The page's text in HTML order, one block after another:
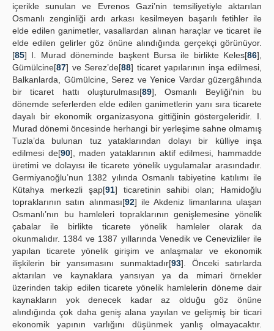
içerikle sunulan ve Evrenos Gazi’nin temsiliyetiyle aktarılan
Osmanlı zenginliği ardı arkası kesilmeyen başarılı fetihler ile
elde edilen ganimetler, vasallardan alınan haraçlar ve ticaret ile
elde edilen gelirler göz önüne alındığında gerçekçi görünüyor.
[85] I. Murad döneminde başkent Bursa ile birlikte Keles[86],
Gümülcine[87] ve Serez’de[88] ticaret yapılarının inşa edilmesi,
Balkanlarda, Gümülcine, Serez ve Yenice Vardar güzergâhında
bir ticaret hattı oluşturulması[89], Osmanlı Beyliği’nin bu
dönemde seferlerden elde edilen ganimetlerin yanı sıra ticarete
dayalı bir ekonomik organizasyona gittiğinin göstergeleridir. I.
Murad dönemi öncesinde herhangi bir yerleşime sahne olmamış
Tuzla’da bulunan tuz yataklarından dolayı bir külliye inşa
edilmesi de[90], maden yataklarının aktif edilmesi, hammadde
üretimi ve dolayısı ile ticarete yönelik uygulamalar arasındadır.
Germiyanoğlu’nun 1382 yılında Osmanlı tabiyetine katılımı ile
Kütahya merkezli şap[91] ticaretinin sahibi olan; Hamidoğlu
topraklarının satın alınması[92] ile Akdeniz limanlarına ulaşan
Osmanlı’nın bu hamleleri topraklarının genişlemesine yönelik
çabalar ile birlikte ticarete yönelik hamleler olarak da
okunmalıdır. 1384 ve 1387 yıllarında Venedik ve Cenevizliler ile
yapılan ticarete yönelik girişim ve anlaşmalar ve ekonomik
ilişkilerin bir yansımasını sunmaktadır[93]. Önceki satırlarda
aktarılan ve kaynaklara yansıyan ya da mimari örnekler
üzerinden takip edilen ticarete yönelik hamlelerin döneme dair
kaynakların yok denecek kadar az olduğu göz önüne
alındığında çok daha geniş alana yayılan ve gelişmiş bir ticari
ekonomik yapının varlığını düşünmek yanlış olmayacaktır.